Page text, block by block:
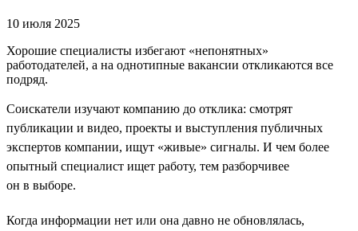
10 июля 2025
Хорошие специалисты избегают «непонятных»
работодателей, а на однотипные вакансии откликаются все
подряд.
Соискатели изучают компанию до отклика: смотрят
публикации и видео, проекты и выступления публичных
экспертов компании, ищут «живые» сигналы. И чем более
опытный специалист ищет работу, тем разборчивее
он в выборе.
Когда информации нет или она давно не обновлялась,